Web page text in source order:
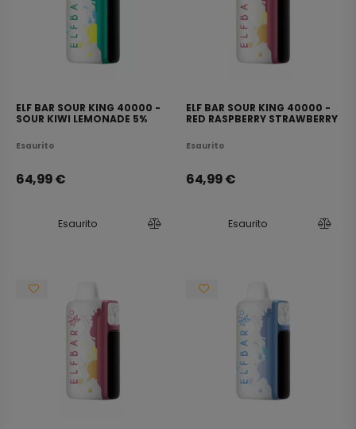
ELF BAR SOUR KING 40000 -
SOUR KIWI LEMONADE 5%
Esaurito
64,99€
Esaurito
ELF BAR SOUR KING 40000 -
RED RASPBERRY STRAWBERRY
Esaurito
64,99€
Esaurito